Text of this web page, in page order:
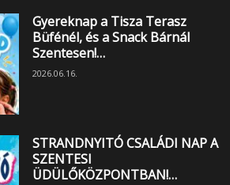
Gyereknap a Tisza Terasz
Büfénél, és a Snack Bárnál
Szentesen!…
2026.06.16.
STRANDNYITÓ CSALÁDI NAP A
SZENTESI
ÜDÜLŐKÖZPONTBAN!…